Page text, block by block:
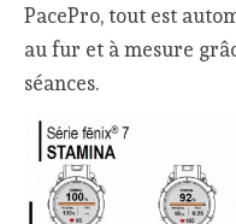
PacePro, tout est
au fur et à mesure
séances.